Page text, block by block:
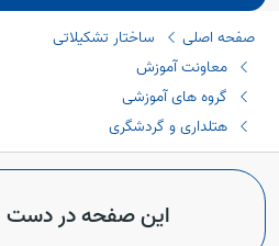
صفحه اصلی
ساختار تشکیلاتی
معاونت آموزش
گروه های آموزشی
هتلداری و گردشگری
این صفحه در